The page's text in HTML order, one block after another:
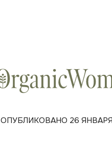
ОПУБЛИКОВАНО 26 ЯНВАРЯ